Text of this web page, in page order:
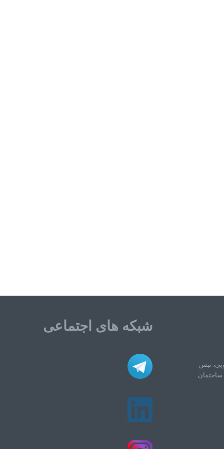
نبش
روبروی بانک سپه، پلاک ۱۹۲، ساختمان
شبکه های اجتماعی